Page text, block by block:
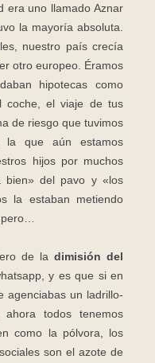
era uno llamado Aznar
la mayoría absoluta.
nuestro país crecía
otro europeo. Éramos
hipotecas como
coche, el viaje de tus
de riesgo que tuvimos
la que aún estamos
hijos por muchos
bien» del pavo y «los
la estaban metiendo
de la dimisión del
y es que si en
agenciabas un ladrillo-
todos tenemos
como la pólvora, los
son el azote de